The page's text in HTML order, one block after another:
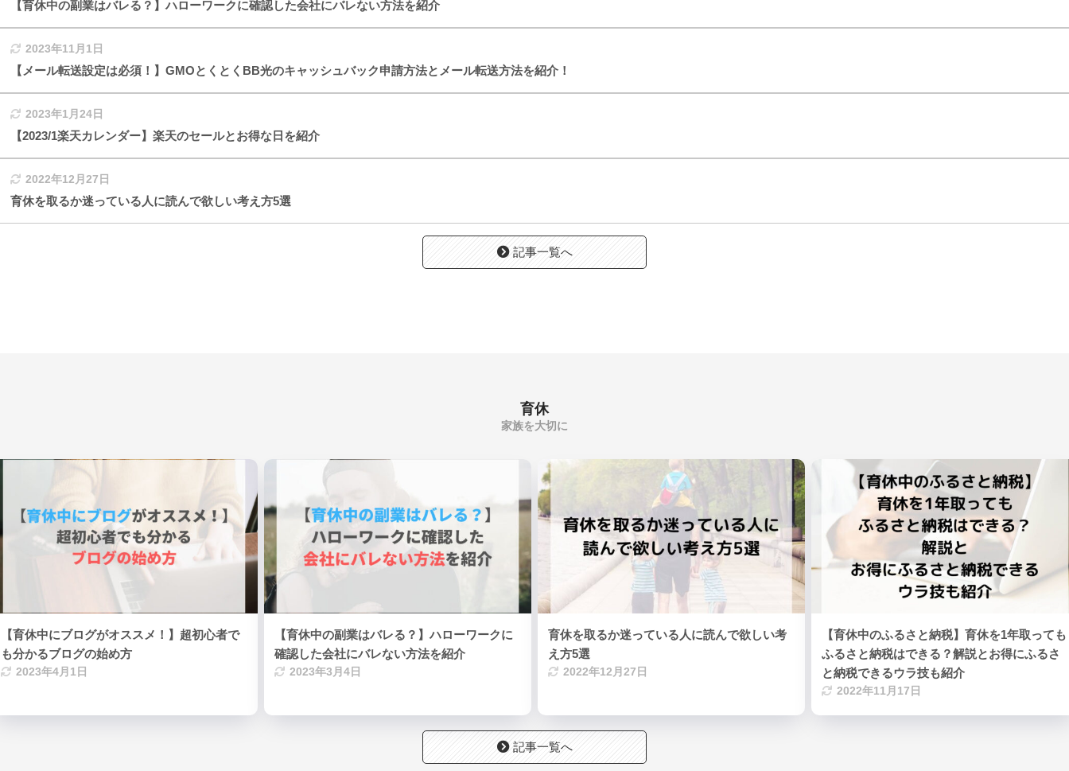
【育休中の副業はバレる？】ハローワークに確認した会社にバレない方法を紹介
2023年11月1日
【メール転送設定は必須！】GMOとくとくBB光のキャッシュバック申請方法とメール転送方法を紹介！
2023年1月24日
【2023/1楽天カレンダー】楽天のセールとお得な日を紹介
2022年12月27日
育休を取るか迷っている人に読んで欲しい考え方5選
記事一覧へ
育休
家族を大切に
【育休中にブログがオススメ！】超初心者で
も分かるブログの始め方
2023年4月1日
【育休中の副業はバレる？】ハローワークに
確認した会社にバレない方法を紹介
2023年3月4日
育休を取るか迷っている人に読んで欲しい考
え方5選
2022年12月27日
【育休中のふるさと納税】育休を1年取っても
ふるさと納税はできる？解説とお得にふるさ
と納税できるウラ技も紹介
2022年11月17日
記事一覧へ